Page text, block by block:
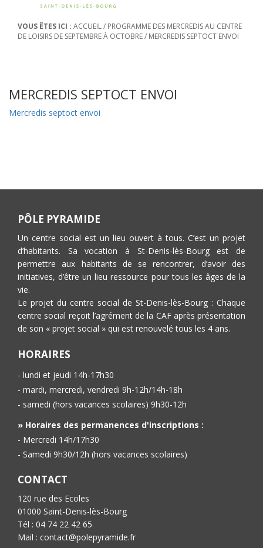
VOUS ÊTES ICI : ACCUEIL/ PROGRAMME DES MERCREDIS AU CENTRE
DE LOISIRS DE SEPTEMBRE À OCTOBRE/ MERCREDIS SEPTOCT ENVOI
MERCREDIS SEPTOCT ENVOI
Mercredis septoct envoi
PÔLE PYRAMIDE
Un centre social est un lieu ouvert à tous. C’est un projet
d’habitants. Sa vocation à St-Denis-lès-Bourg est de
permettre aux habitants de se rencontrer, d’avoir des
initiatives, d’être un lieu ressource pour tous les âges de la
vie.
Le projet du centre social de St-Denis-lès-Bourg : Chaque
centre social reçoit l’agrément de la CAF après présentation
de son « projet social » qui est renouvelé tous les 4 ans.
HORAIRES
- lundi et jeudi 14h-17h30
- mardi, mercredi, vendredi 9h-12h/14h-18h
- samedi (hors vacances scolaires) 9h30-12h
» Horaires des permanences d'inscriptions :
- Mercredi 14h/17h30
- Samedi 9h30/12h (hors vacances scolaires)
CONTACT
120 rue des Ecoles
01000 Saint-Denis-lès-Bourg
Tél : 04 74 22 42 65
Mail : contact@polepyramide.fr